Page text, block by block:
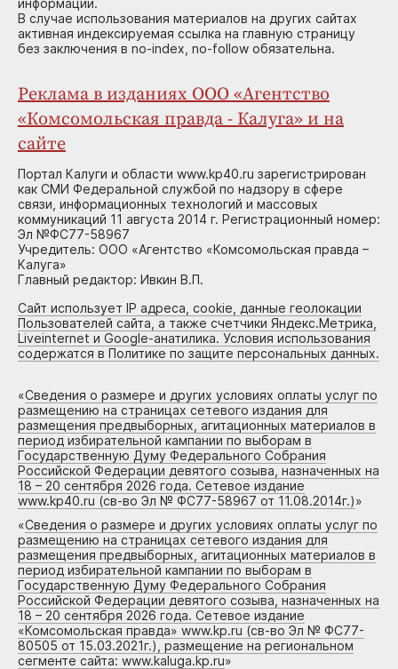
В случае использования материалов на других сайтах
активная индексируемая ссылка на главную страницу
без заключения в no-index, no-follow обязательна.
Реклама в изданиях ООО «Агентство
«Комсомольская правда - Калуга» и на
сайте
Портал Калуги и области www.kp40.ru зарегистрирован
как СМИ Федеральной службой по надзору в сфере
связи, информационных технологий и массовых
коммуникаций 11 августа 2014 г. Регистрационный номер:
Эл №ФС77-58967
Учредитель: ООО «Агентство «Комсомольская правда –
Калуга»
Главный редактор: Ивкин В.П.
Сайт использует IP адреса, cookie, данные геолокации
Пользователей сайта, а также счетчики Яндекс.Метрика,
Liveinternet и Google-анатилика. Условия использования
содержатся в Политике по защите персональных данных.
«Сведения о размере и других условиях оплаты услуг по
размещению на страницах сетевого издания для
размещения предвыборных, агитационных материалов в
период избирательной кампании по выборам в
Государственную Думу Федерального Собрания
Российской Федерации девятого созыва, назначенных на
18 – 20 сентября 2026 года. Сетевое издание
www.kp40.ru (св-во Эл № ФС77-58967 от 11.08.2014г.)»
«Сведения о размере и других условиях оплаты услуг по
размещению на страницах сетевого издания для
размещения предвыборных, агитационных материалов в
период избирательной кампании по выборам в
Государственную Думу Федерального Собрания
Российской Федерации девятого созыва, назначенных на
18 – 20 сентября 2026 года. Сетевое издание
«Комсомольская правда» www.kp.ru (св-во Эл № ФС77-
80505 от 15.03.2021г.), размещение на региональном
сегменте сайта: www.kaluga.kp.ru»